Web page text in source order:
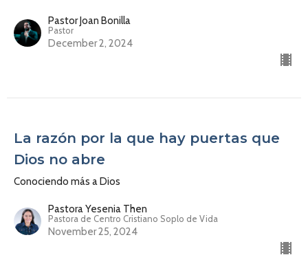
Pastor Joan Bonilla
Pastor
December 2, 2024
La razón por la que hay puertas que
Dios no abre
Conociendo más a Dios
Pastora Yesenia Then
Pastora de Centro Cristiano Soplo de Vida
November 25, 2024